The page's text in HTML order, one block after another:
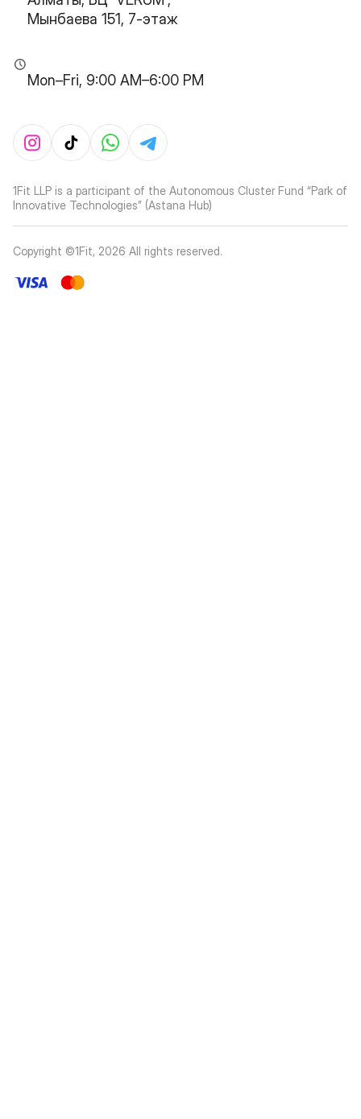
Мынбаева 151, 7-этаж
Mon–Fri, 9:00 AM–6:00 PM
1Fit LLP is a participant of the Autonomous Cluster Fund “Park of
Innovative Technologies” (Astana Hub)
Copyright ©1Fit, 2026 All rights reserved.